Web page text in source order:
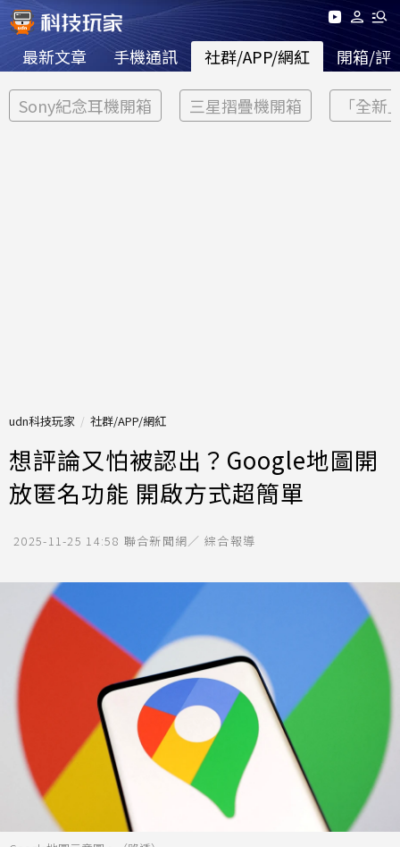
最新文章 手機通訊 社群/APP/網紅 開箱/評
Sony紀念耳機開箱 三星摺疊機開箱 「全新
udn科技玩家 社群/APP/網紅
想評論又怕被認出？Google地圖開
放匿名功能 開啟方式超簡單
2025-11-25 14:58 聯合新聞網／ 綜合報導